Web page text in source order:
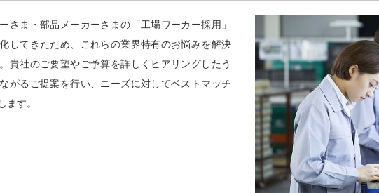
さま・部品メーカーさまの「工場ワーカー採用」
してきたため、これらの業界特有のお悩みを解決
貴社のご要望やご予算を詳しくヒアリングしたう
がるご提案を行い、ニーズに対してベストマッチ
ます。